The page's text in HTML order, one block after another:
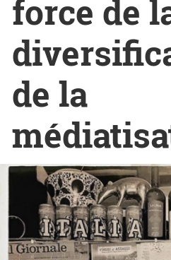
force de
de la